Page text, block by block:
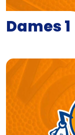
Dames 1